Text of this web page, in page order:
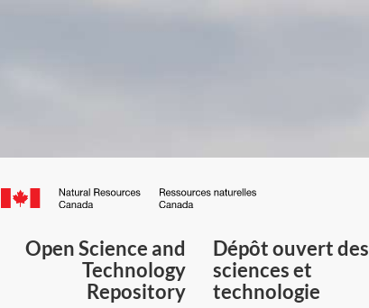
Canada.ca
du
Canada
Open Science and
Technology
Repository
Dépôt ouvert des
sciences et
technologie